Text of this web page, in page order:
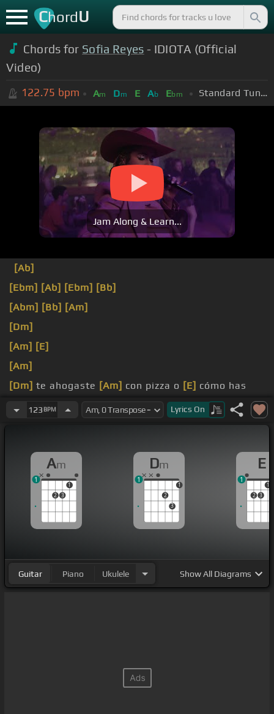
ChordU
Chords for Sofia Reyes - IDIOTA (Official
Video)
122.75 bpm Am Dm E Ab Ebm Standard Tuning (EADGBE)
Jam Along & Learn...
[Ab]
[Ebm] [Ab] [Ebm] [Bb]
[Abm] [Bb] [Am]
[Dm]
[Am] [E]
[Am]
[Dm] te ahogaste [Am] con pizza o [E] cómo has
estado de nuevo
[Am] en Ibiza se[Dm]te cortó la
cuando quiero pero
no me notas
123 BPM Lyrics On
Am
2 3
1
1
Dm
2
3
1
1
E
2 3
1
1
Guitar Piano Ukulele ShowAll Diagrams